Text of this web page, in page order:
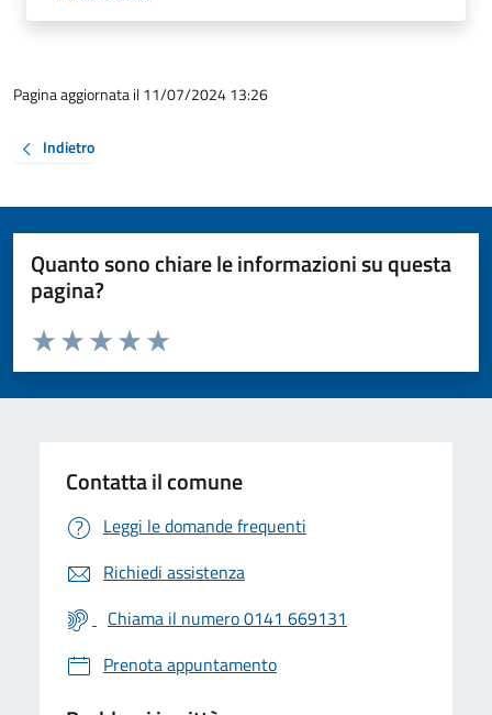
Pagina aggiornata il 11/07/2024 13:26
Indietro
Quanto sono chiare le informazioni su questa
pagina?
Valuta da 1 a 5 stelle la pagina
Valuta 5 stelle su 5
Valuta 4 stelle su 5
Valuta 3 stelle su 5
Valuta 2 stelle su 5
Valuta 1 stelle su 5
Contatta il comune
Leggi le domande frequenti
Richiedi assistenza
Chiama il numero 0141 669131
Prenota appuntamento